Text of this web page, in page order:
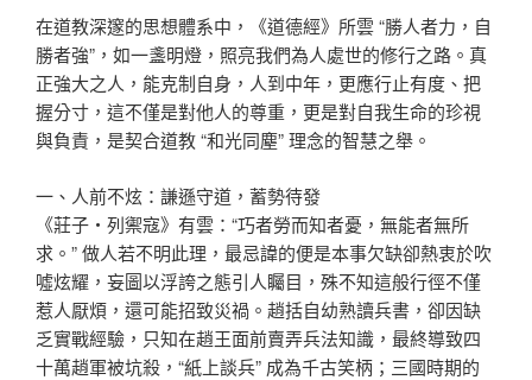
在道教深邃的思想體系中，《道德經》所雲 “勝人者力，自
勝者強”，如一盞明燈，照亮我們為人處世的修行之路。真
正強大之人，能克制自身，人到中年，更應行止有度、把
握分寸，這不僅是對他人的尊重，更是對自我生命的珍視
與負責，是契合道教 “和光同塵” 理念的智慧之舉。
一、人前不炫：謙遜守道，蓄勢待發
《莊子・列禦寇》有雲：“巧者勞而知者憂，無能者無所
求。” 做人若不明此理，最忌諱的便是本事欠缺卻熱衷於吹
噓炫耀，妄圖以浮誇之態引人矚目，殊不知這般行徑不僅
惹人厭煩，還可能招致災禍。趙括自幼熟讀兵書，卻因缺
乏實戰經驗，只知在趙王面前賣弄兵法知識，最終導致四
十萬趙軍被坑殺，“紙上談兵” 成為千古笑柄；三國時期的